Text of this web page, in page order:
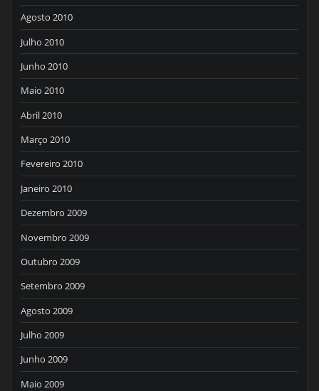
Agosto 2010
Julho 2010
Junho 2010
Maio 2010
Abril 2010
Março 2010
Fevereiro 2010
Janeiro 2010
Dezembro 2009
Novembro 2009
Outubro 2009
Setembro 2009
Agosto 2009
Julho 2009
Junho 2009
Maio 2009